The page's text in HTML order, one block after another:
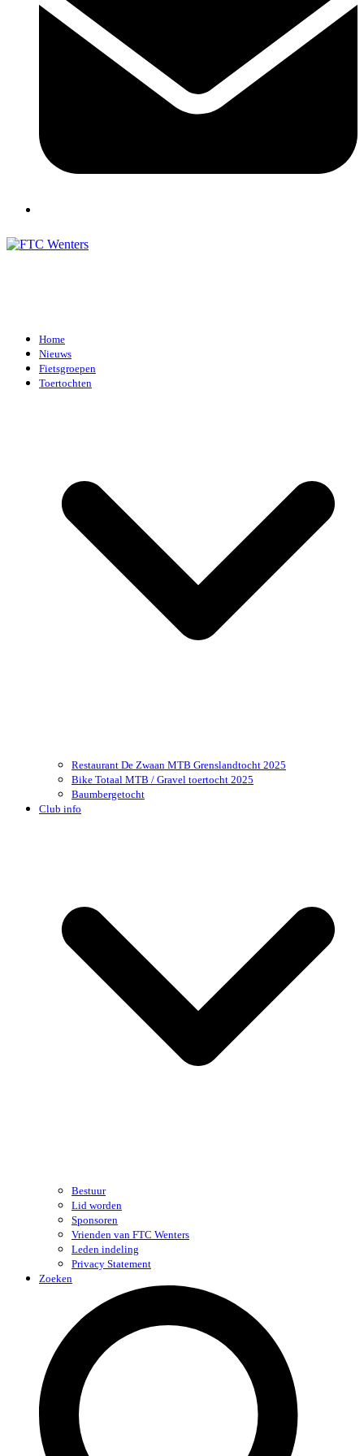
Home
Nieuws
Fietsgroepen
Toertochten
Restaurant De Zwaan MTB Grenslandtocht 2025
Bike Totaal MTB / Gravel toertocht 2025
Baumbergetocht
Club info
Bestuur
Lid worden
Sponsoren
Vrienden van FTC Wenters
Leden indeling
Privacy Statement
Zoeken